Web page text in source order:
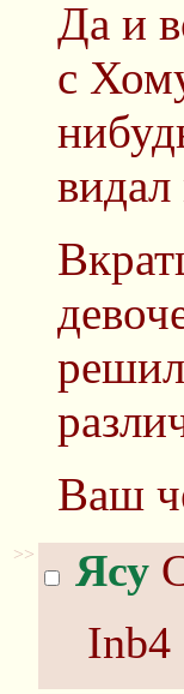
Да и
с
Ваш
>> Ясу
Inb4